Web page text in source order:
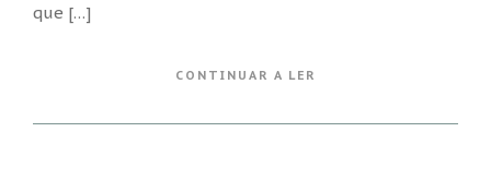
que […]
CONTINUAR A LER